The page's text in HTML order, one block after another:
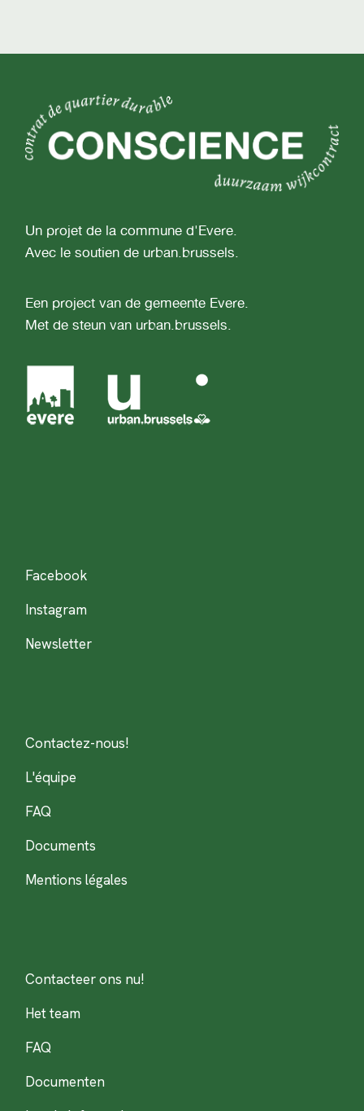
Un projet de la commune d'Evere.
Avec le soutien de urban.brussels.
Een project van de gemeente Evere.
Met de steun van urban.brussels.
Facebook
Instagram
Newsletter
Contactez-nous!
L'équipe
FAQ
Documents
Mentions légales
Contacteer ons nu!
Het team
FAQ
Documenten